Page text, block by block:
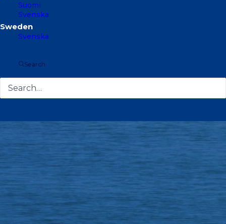
Suomi
Svenska
Svenska
Search